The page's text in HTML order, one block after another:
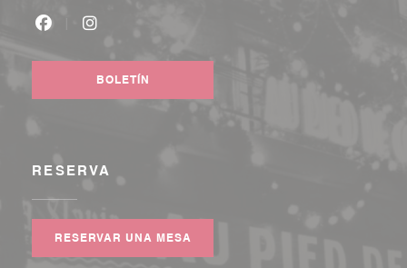
BOLETÍN
RESERVA
RESERVAR UNA MESA